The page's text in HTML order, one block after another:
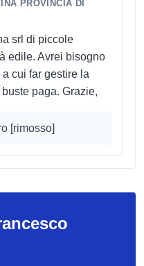
PROVINCIA DI
srl di piccole
edile. Avrei bisogno
cui far gestire la
paga. Grazie,
[rimosso]